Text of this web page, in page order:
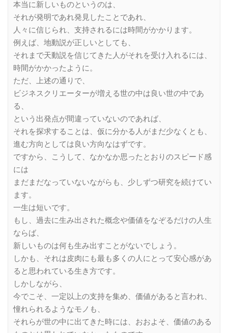
本当に新しいものというのは、
それが発明であれ発見したことであれ、
人々に信じられ、支持されるには時間がかかります。
例えば、地動説が正しいとしても、
それまで天動説を信じてきた人がそれを受け入れるには、
時間がかかったように。
ただ、上述の通りで、
ビジネスクリエーターが増える世の中は良い世の中であ
る、
という出発点が間違っていないのであれば、
それを探求することは、仮に分かる人がまだ少なくとも、
進む方向としては良い方向なはずです。
ですから、こうして、なかなか思ったとおりのスピード感
には
まだまだなっていないながらも、少しずつ研究を続けてい
ます。
一生は短いです。
もし、過去に生み出された概念や価値をなぞるだけの人生
ならば、
新しいものは何も生み出すことがないでしょう。
しかも、それは皮肉にも最も多くの人にとって安心感があ
ると思われている生き方です。
しかしながら、
今でこそ、一定以上の支持を集め、価値があると言われ、
憧れられるようなモノも、
それらが世の中に出てきた時には、おおよそ、価値のある